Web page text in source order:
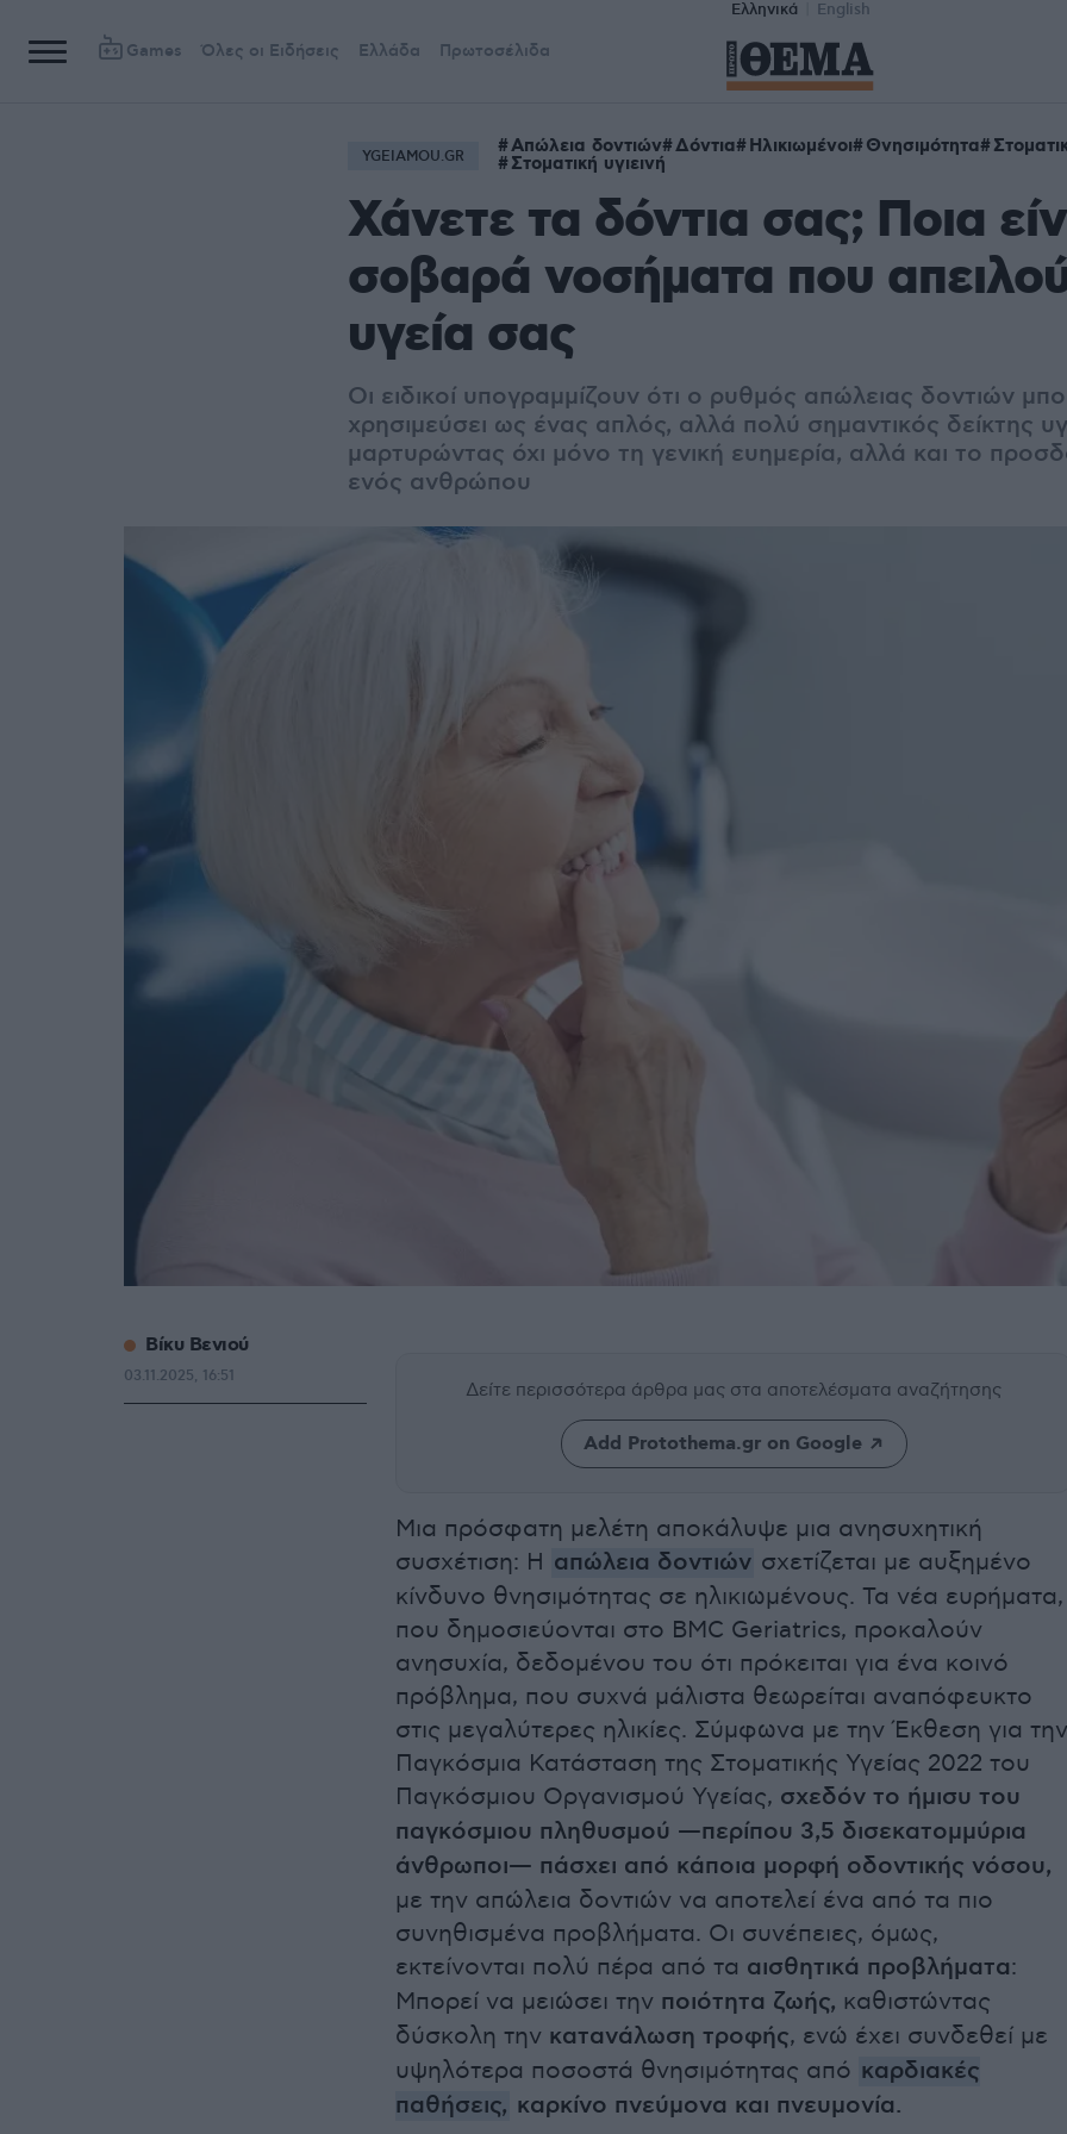
Ελληνικά English
Games Όλες οι Ειδήσεις Ελλάδα Πρωτοσέλιδα
YGEIAMOU.GR Απώλεια δοντιών Δόντια Ηλικιωμένοι Θνησιμότητα
Στοματική υγιεινή
Χάνετε τα δόντια σας; Ποια
σοβαρά νοσήματα που
υγεία σας
Οι ειδικοί υπογραμμίζουν ότι ο ρυθμός απώλειας δοντιών
χρησιμεύσει ως ένας απλός, αλλά πολύ σημαντικός δείκτης
μαρτυρώντας όχι μόνο τη γενική ευημερία, αλλά και το
ενός ανθρώπου
Δείτε περισσότερα άρθρα μας στα αποτελέσματα αναζήτησης
Add Protothema.gr on Google
Μια πρόσφατη μελέτη αποκάλυψε μια ανησυχητική
συσχέτιση: Η απώλεια δοντιών σχετίζεται με αυξημένο
κίνδυνο θνησιμότητας σε ηλικιωμένους. Τα νέα ευρήματα,
που δημοσιεύονται στο BMC Geriatrics, προκαλούν
ανησυχία, δεδομένου του ότι πρόκειται για ένα κοινό
πρόβλημα, που συχνά μάλιστα θεωρείται αναπόφευκτο
στις μεγαλύτερες ηλικίες. Σύμφωνα με την Έκθεση για την
Παγκόσμια Κατάσταση της Στοματικής Υγείας 2022 του
Παγκόσμιου Οργανισμού Υγείας, σχεδόν το ήμισυ του
παγκόσμιου πληθυσμού —περίπου 3,5 δισεκατομμύρια
άνθρωποι— πάσχει από κάποια μορφή οδοντικής νόσου,
με την απώλεια δοντιών να αποτελεί ένα από τα πιο
συνηθισμένα προβλήματα. Οι συνέπειες, όμως,
εκτείνονται πολύ πέρα από τα αισθητικά προβλήματα:
Μπορεί να μειώσει την ποιότητα ζωής, καθιστώντας
δύσκολη την κατανάλωση τροφής, ενώ έχει συνδεθεί με
υψηλότερα ποσοστά θνησιμότητας από καρδιακές
παθήσεις, καρκίνο πνεύμονα και πνευμονία.
Βίκυ Βενιού
03.11.2025, 16:51